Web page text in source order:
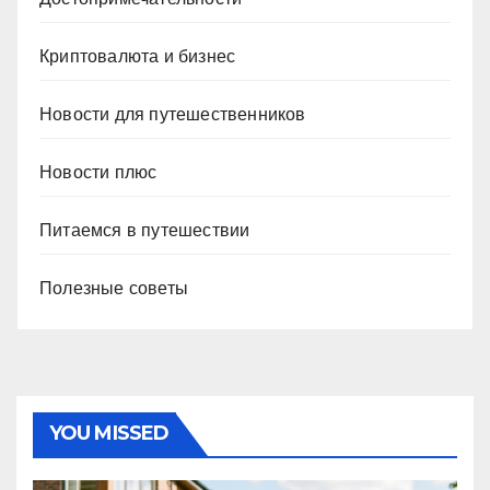
Криптовалюта и бизнес
Новости для путешественников
Новости плюс
Питаемся в путешествии
Полезные советы
YOU MISSED